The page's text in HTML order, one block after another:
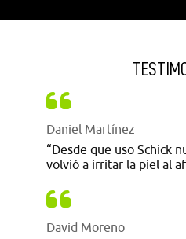
Daniel Martínez
“Desde que uso Schick
volvió a irritar la piel al
David Moreno